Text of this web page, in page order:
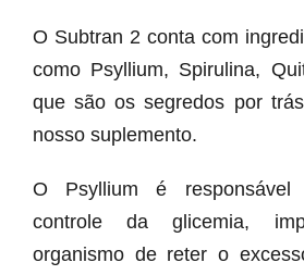
O Subtran 2 conta com
como Psyllium, Spirulina,
que são os segredos por
nosso suplemento.
O Psyllium é
controle da glicemia,
organismo de reter o